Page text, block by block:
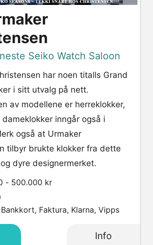
Seiko Watch Saloon
har noen titalls Grand
i sitt utvalg på nett.
av modellene er herreklokker,
inngår også i
også at Urmaker
tilbyr brukte klokker fra dette
dyre designermerket.
- 500.000 kr
Bankkort, Faktura, Klarna, Vipps
Info